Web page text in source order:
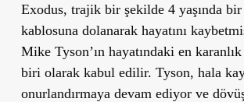
Exodus, trajik bir şekilde 4 yaşında bir
kablosuna dolanarak hayatını
Mike Tyson’ın hayatındaki en
biri olarak kabul edilir. Tyson, hala
onurlandırmaya devam ediyor ve